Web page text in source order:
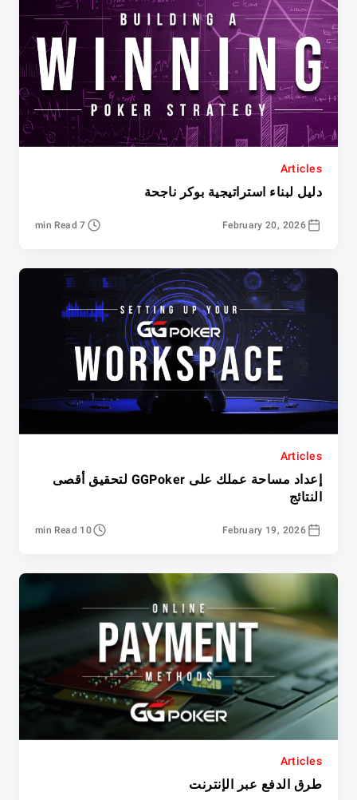
Articles
دليل لبناء استراتيجية بوكر ناجحة
February 20, 2026
7 min Read
Articles
إعداد مساحة عملك على GGPoker لتحقيق أقصى
النتائج
February 19, 2026
10 min Read
Articles
طرق الدفع عبر الإنترنت